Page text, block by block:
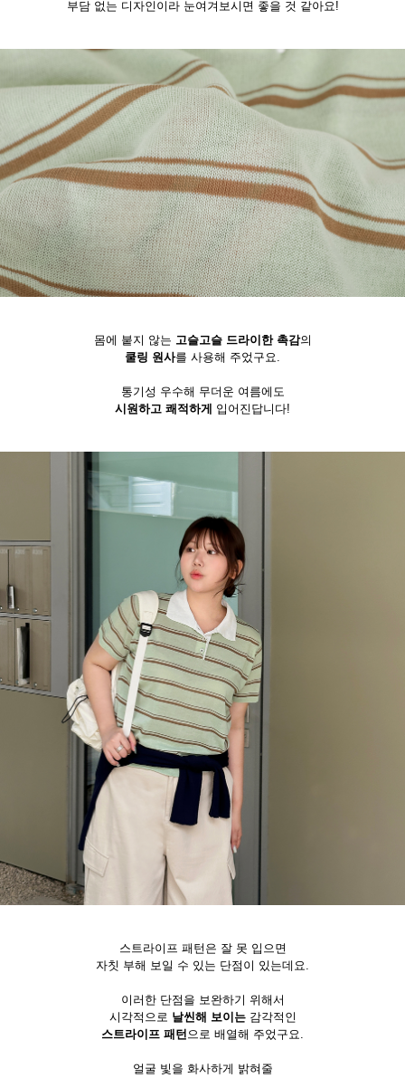
부담 없는 디자인이라 눈여겨보시면 좋을 것 같아요!
몸에 붙지 않는 고슬고슬 드라이한 촉감의
쿨링 원사를 사용해 주었구요.
통기성 우수해 무더운 여름에도
시원하고 쾌적하게 입어진답니다!
스트라이프 패턴은 잘 못 입으면
자칫 부해 보일 수 있는 단점이 있는데요.
이러한 단점을 보완하기 위해서
시각적으로 날씬해 보이는감각적인
스트라이프 패턴으로 배열해 주었구요.
얼굴 빛을 화사하게 밝혀줄